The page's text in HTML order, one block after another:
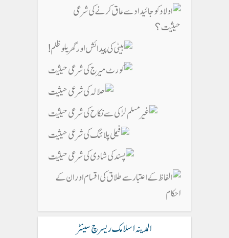
المدینہ اسلامک ریسرچ سینٹر